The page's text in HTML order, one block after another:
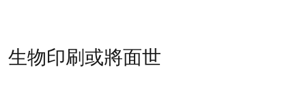
生物印刷或將面世